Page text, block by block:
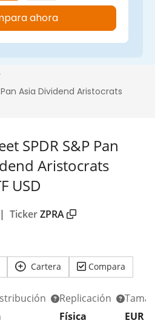
SPDR S&P Pan
Aristocrats
USD
| TickerZPRA
Cartera Compara
Replicación
Física
EUR